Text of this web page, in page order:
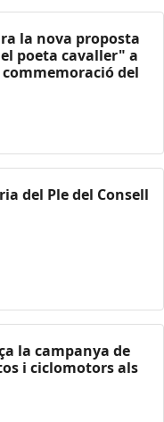
la nova proposta
poeta cavaller" a
del
del Ple del Consell
la campanya de
i ciclomotors als